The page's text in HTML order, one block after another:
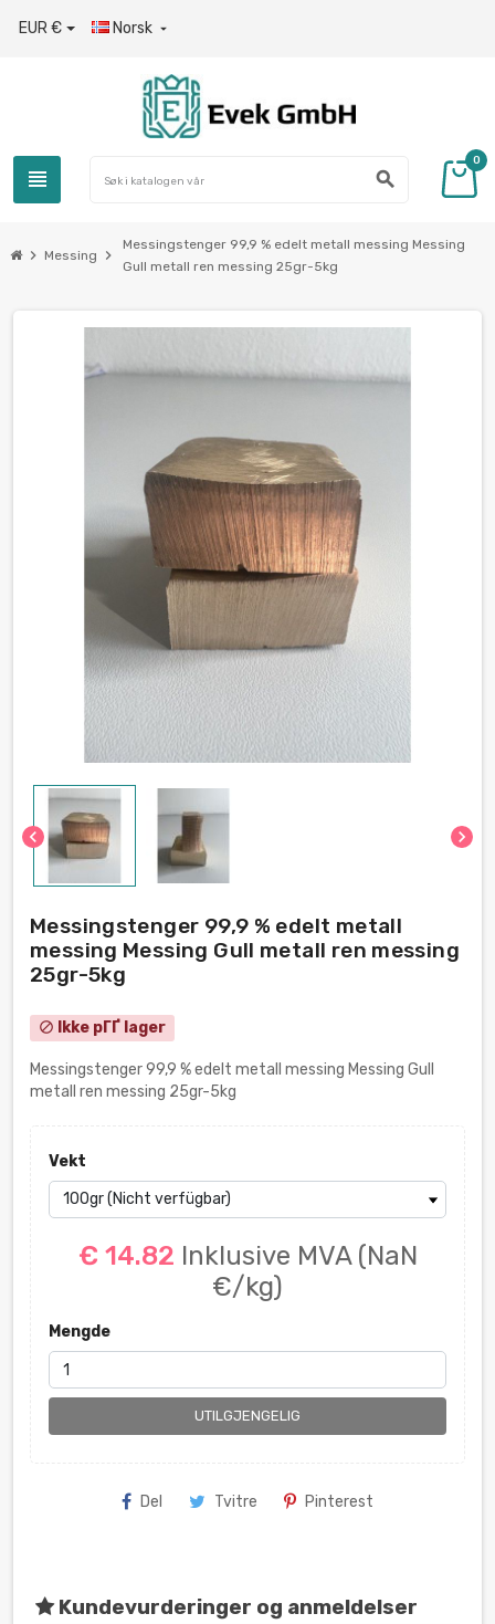
EUR € Norsk 
view_headline search
0
chevron_right Messing chevron_right
Messingstenger 99,9 % edelt metall messing Messing
Gull metall ren messing 25gr-5kg
chevron_left chevron_right
Messingstenger 99,9 % edelt metall
messing Messing Gull metall ren messing
25gr-5kg
block Ikke pГҐ lager
Messingstenger 99,9 % edelt metall messing Messing Gull
metall ren messing 25gr-5kg
Vekt
€ 14.82 Inklusive MVA (NaN
€/kg)
Mengde
UTILGJENGELIG
Del Tvitre Pinterest
Kundevurderinger og anmeldelser